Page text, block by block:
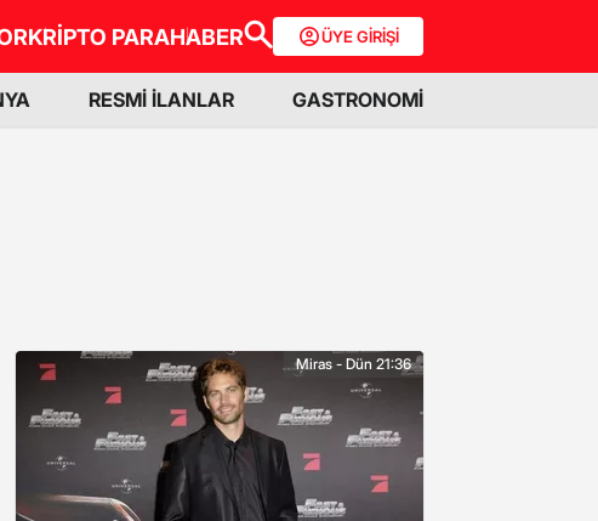
KRİPTO PARAHABER ÜYE GİRİŞİ
RESMİ İLANLAR GASTRONOMİ
Miras - Dün 21:36